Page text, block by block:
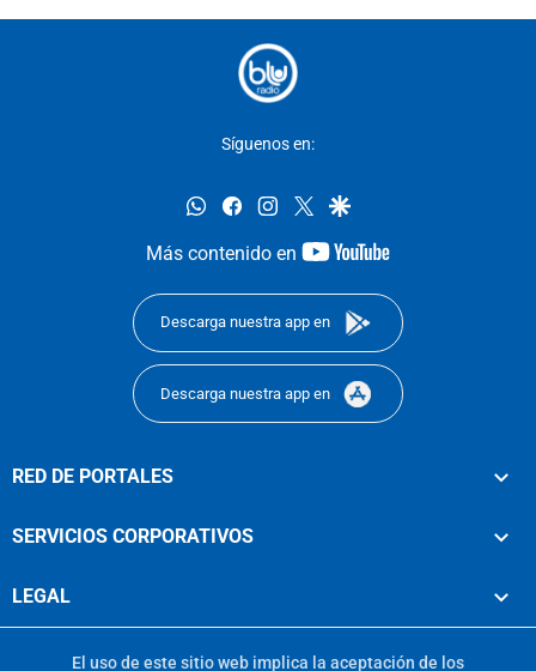
Síguenos en:
whatsappfacebookinstagram
twittergoogle
Más contenido en
youtube-
Descarga nuestra app en
Descarga nuestra app en
RED DE PORTALES
SERVICIOS CORPORATIVOS
LEGAL
El uso de este sitio web implica la aceptación de los